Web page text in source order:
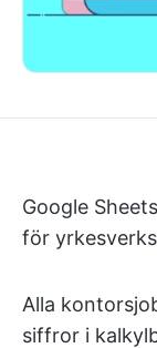
Google
för
Alla
siffror i